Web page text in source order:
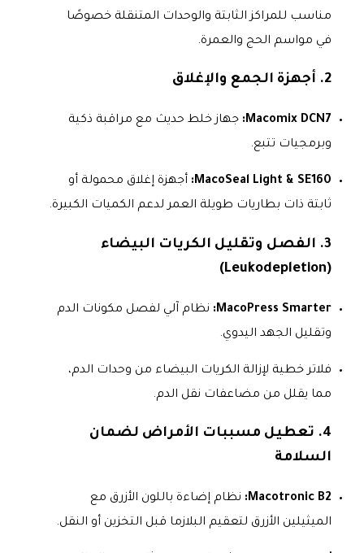
مناسب للمراكز الثابتة والوحدات المتنقلة خصوصًا
في مواسم الحج والعمرة.
2. أجهزة الجمع والإغلاق
Macomix DCN7: جهاز خلط حديث مع مراقبة ذكية
وبرمجيات تتبع.
MacoSeal Light & SE160:
أجهزة إغلاق محمولة أو
ثابتة ذات بطاريات طويلة العمر لدعم الكميات الكبيرة.
3. الفصل وتقليل الكريات البيضاء
(Leukodepletion)
MacoPress Smarter:
نظام آلي لفصل مكونات الدم
وتقليل الجهد اليدوي.
فلاتر خطية لإزالة الكريات البيضاء من وحدات الدم،
مما يقلل من مضاعفات نقل الدم.
4. تعطيل مسببات الأمراض لضمان
السلامة
Macotronic B2:
نظام إضاءة باللون الأزرق مع
الميثيلين الأزرق لتعقيم البلازما قبل التخزين أو النقل.